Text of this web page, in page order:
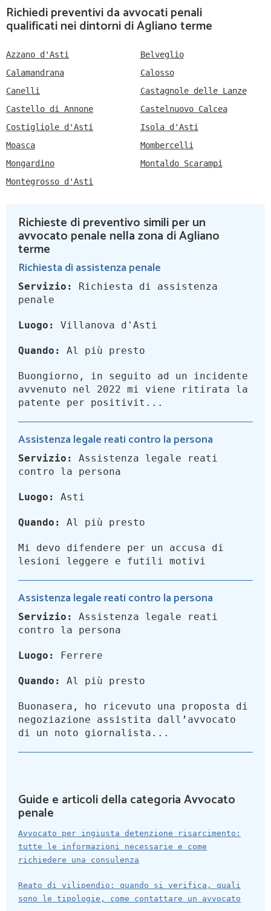
Richiedi preventivi da avvocati penali
qualificati nei dintorni di Agliano terme
Azzano d'Asti
Belveglio
Calamandrana
Calosso
Canelli
Castagnole delle Lanze
Castello di Annone
Castelnuovo Calcea
Costigliole d'Asti
Isola d'Asti
Moasca
Mombercelli
Mongardino
Montaldo Scarampi
Montegrosso d'Asti
Richieste di preventivo simili per un
avvocato penale nella zona di Agliano
terme
Richiesta di assistenza penale
Servizio:
Richiesta di assistenza
penale
Luogo: Villanova d'Asti
Quando: Al più presto
Buongiorno, in seguito ad un incidente
avvenuto nel 2022 mi viene ritirata la
patente per positivit...
Assistenza legale reati contro la persona
Servizio:
Assistenza legale reati
contro la persona
Luogo: Asti
Quando: Al più presto
Mi devo difendere per un accusa di
lesioni leggere e futili motivi
Assistenza legale reati contro la persona
Servizio:
Assistenza legale reati
contro la persona
Luogo: Ferrere
Quando: Al più presto
Buonasera, ho ricevuto una proposta di
negoziazione assistita dall’avvocato
di un noto giornalista...
Guide e articoli della categoria Avvocato
penale
Avvocato per ingiusta detenzione risarcimento:
tutte le informazioni necessarie e come
richiedere una consulenza
Reato di vilipendio: quando si verifica, quali
sono le tipologie, come contattare un avvocato